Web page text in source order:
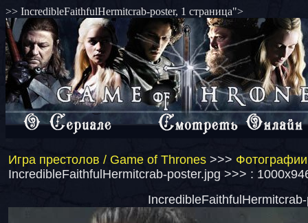
>> IncredibleFaithfulHermitcrab-poster, 1 страница">
Игра престолов / Game of Thrones >>>
IncredibleFaithfulHermitcrab-poster.jpg >>> :